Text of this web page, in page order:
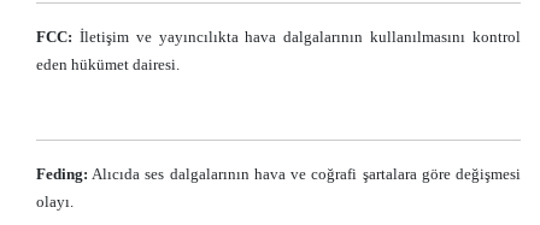
FCC: İletişim ve yayıncılıkta hava dalgalarının kullanılmasını kontrol
eden hükümet dairesi.
Feding: Alıcıda ses dalgalarının hava ve coğrafi şartalara göre değişmesi
olayı.